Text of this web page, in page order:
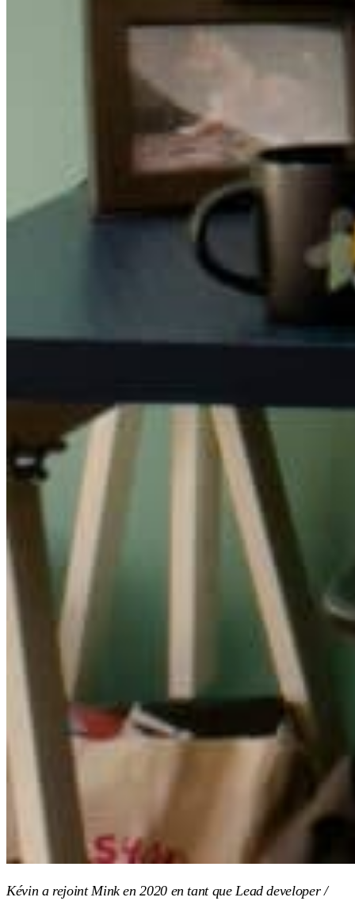
Kévin a rejoint Mink en 2020 en tant que Lead developer /